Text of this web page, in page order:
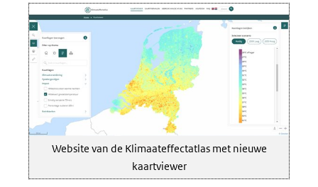
Website van de Klimaateffectatlas met nieuwe
kaartviewer